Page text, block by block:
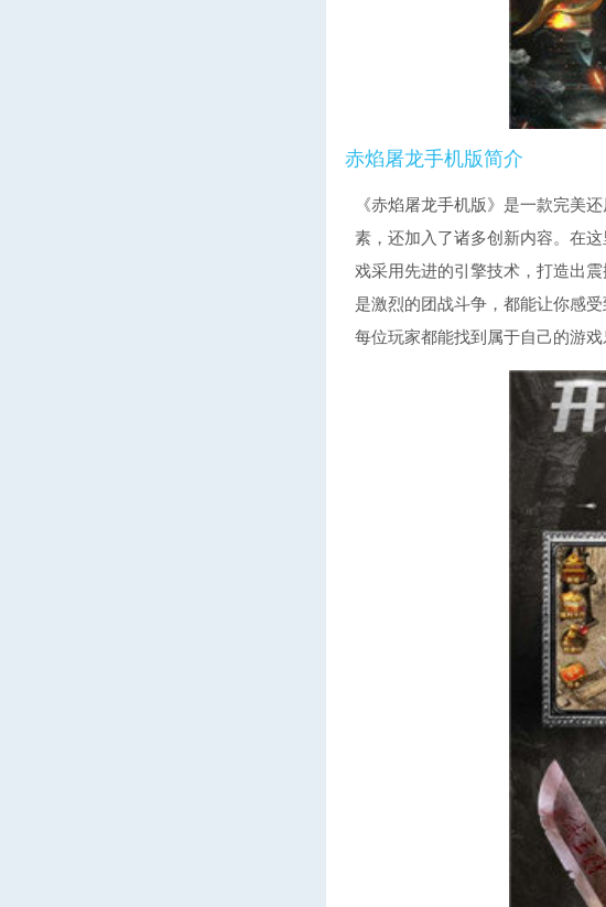
赤焰屠龙手机版简介
《赤焰屠龙手机版》是一款完美
素，还加入了诸多创新内容。在
戏采用先进的引擎技术，打造出
是激烈的团战斗争，都能让你感
每位玩家都能找到属于自己的游戏